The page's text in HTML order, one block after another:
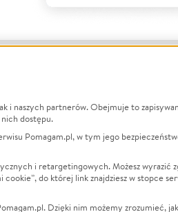
Zbieraj na
Leczenie
Zwierzęta
Pożar
i naszych partnerów. Obejmuje to
dostępu.
Pomagam.pl, w tym jego
i retargetingowych. Możesz wyrazić
do której link znajdziesz w stopce
Dzięki nim możemy zrozumieć,